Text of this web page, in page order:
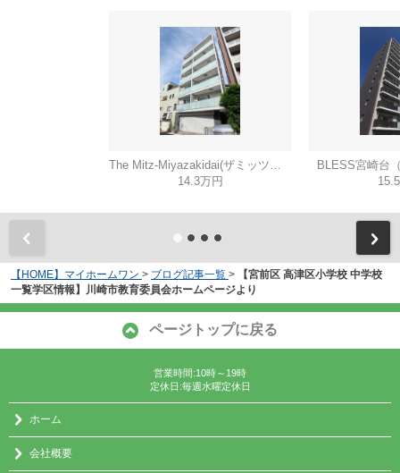
The Mitz-Miyazakidai(ザミッツミヤザキダイ)
14.3万円
BLESS宮崎台
【HOME】マイホームワン > ブログ記事一覧 >
【宮前区 高津区小学校 中学校
一覧学区情報】川崎市教育委員会ホームページより
ページトップに戻る
営業時間:10時～19時
定休日:毎週水曜定休日
ホーム
会社概要